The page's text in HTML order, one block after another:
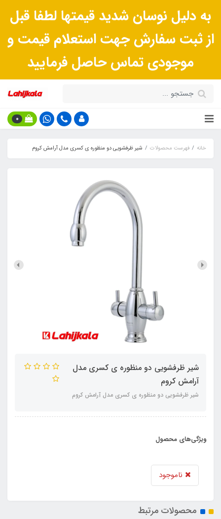
به دلیل نوسان شدید قیمتها لطفا قبل
از ثبت سفارش جهت استعلام قیمت و
موجودی تماس حاصل فرمایید
0
خانه فهرست محصولات شیر ظرفشویی دو منظوره ی کسری مدل آرامش کروم
شیر ظرفشویی دو منظوره ی کسری مدل
آرامش کروم
شیر ظرفشویی دو منظوره ی کسری مدل آرامش کروم
ویژگی‌های محصول
ناموجود
محصولات مرتبط